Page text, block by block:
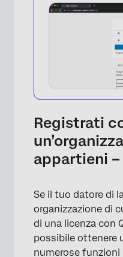
Registrati
appartieni
Se il tuo datore di
organizzazione di
di una licenza con
possibile ottenere
numerose funzioni